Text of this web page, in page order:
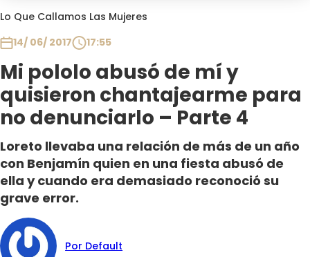
Lo Que Callamos Las Mujeres
14/ 06/ 2017
17:55
Mi pololo abusó de mí y
quisieron chantajearme para
no denunciarlo – Parte 4
Loreto llevaba una relación de más de un año
con Benjamín quien en una fiesta abusó de
ella y cuando era demasiado reconoció su
grave error.
Por Default
Contigo en Directo
Plan Perfecto
Sabingo
Todos Los Programas